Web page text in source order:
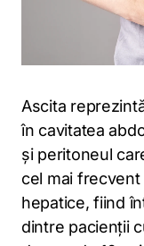
Ascita
în cavitatea
și peritoneul
cel mai
hepatice, fiind
dintre pacienții